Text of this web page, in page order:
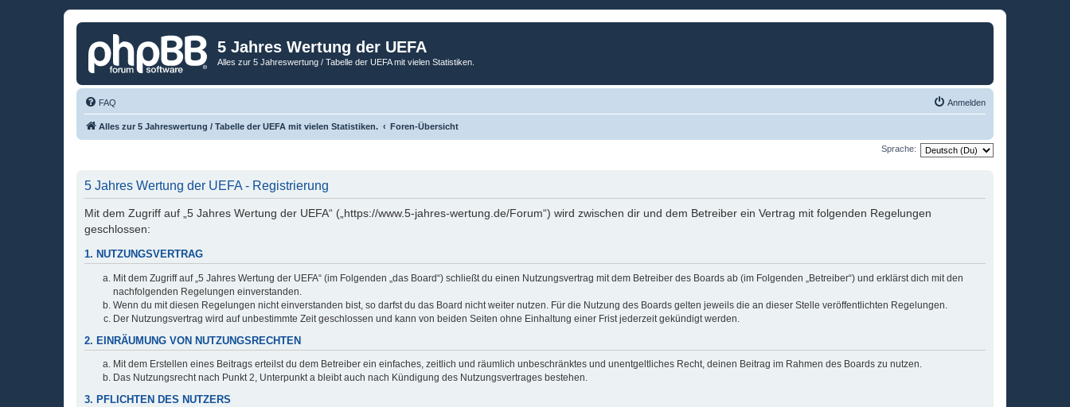
5 Jahres Wertung der UEFA
Alles zur 5 Jahreswertung / Tabelle der UEFA mit vielen Statistiken.
FAQ Anmelden
Alles zur 5 Jahreswertung / Tabelle der UEFA mit vielen Statistiken. Foren-Übersicht
Sprache:
5 Jahres Wertung der UEFA - Registrierung
Mit dem Zugriff auf „5 Jahres Wertung der UEFA“ („https://www.5-jahres-wertung.de/Forum“) wird zwischen dir und dem Betreiber ein Vertrag mit folgenden Regelungen
geschlossen:
1. NUTZUNGSVERTRAG
Mit dem Zugriff auf „5 Jahres Wertung der UEFA“ (im Folgenden „das Board“) schließt du einen Nutzungsvertrag mit dem Betreiber des Boards ab (im Folgenden „Betreiber“) und erklärst dich mit den
nachfolgenden Regelungen einverstanden.
Wenn du mit diesen Regelungen nicht einverstanden bist, so darfst du das Board nicht weiter nutzen. Für die Nutzung des Boards gelten jeweils die an dieser Stelle veröffentlichten Regelungen.
Der Nutzungsvertrag wird auf unbestimmte Zeit geschlossen und kann von beiden Seiten ohne Einhaltung einer Frist jederzeit gekündigt werden.
2. EINRÄUMUNG VON NUTZUNGSRECHTEN
Mit dem Erstellen eines Beitrags erteilst du dem Betreiber ein einfaches, zeitlich und räumlich unbeschränktes und unentgeltliches Recht, deinen Beitrag im Rahmen des Boards zu nutzen.
Das Nutzungsrecht nach Punkt 2, Unterpunkt a bleibt auch nach Kündigung des Nutzungsvertrages bestehen.
3. PFLICHTEN DES NUTZERS